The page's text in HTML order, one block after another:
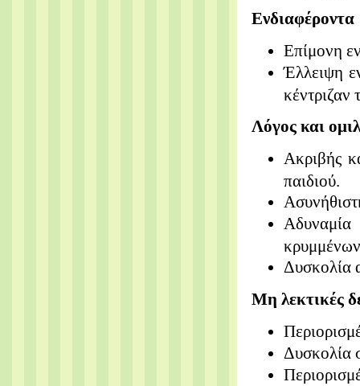
Ενδιαφέροντα
Επίμονη
Έλλειψη
Λόγος και
Ακριβής
παιδιού.
Δυσκολία
Μη λεκτικές
Δυσκολία